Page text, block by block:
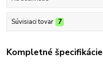
Súvisiaci tovar 7
Kompletné špecifikácie